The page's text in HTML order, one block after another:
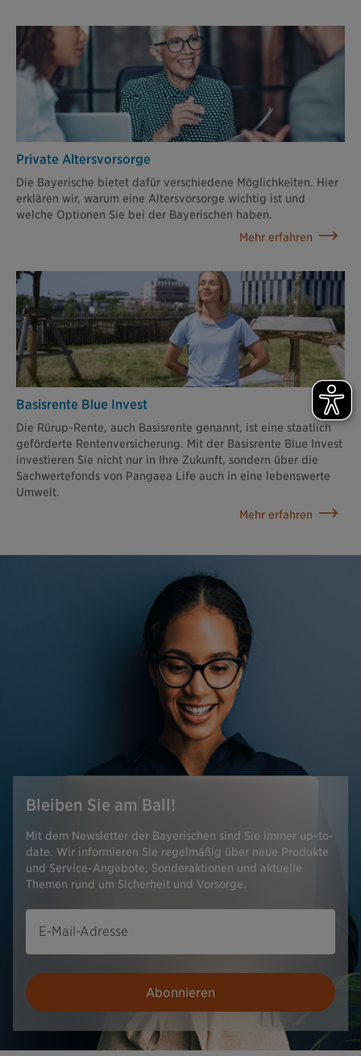
Private Altersvorsorge
Die Bayerische bietet dafür verschiedene Möglichkeiten. Hier
erklären wir, warum eine Altersvorsorge wichtig ist und
welche Optionen Sie bei der Bayerischen haben.
Mehr erfahren
Basisrente Blue Invest
Die Rürup-Rente, auch Basisrente genannt, ist eine staatlich
geförderte Rentenversicherung. Mit der Basisrente Blue Invest
investieren Sie nicht nur in Ihre Zukunft, sondern über die
Sachwertefonds von Pangaea Life auch in eine lebenswerte
Umwelt.
Mehr erfahren
Bleiben Sie am Ball!
Mit dem Newsletter der Bayerischen sind Sie immer up-to-
date. Wir informieren Sie regelmäßig über neue Produkte
und Service-Angebote, Sonderaktionen und aktuelle
Themen rund um Sicherheit und Vorsorge.
E-Mail-Adresse
Abonnieren